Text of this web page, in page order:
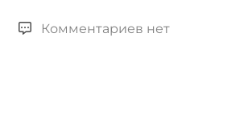
Комментариев нет